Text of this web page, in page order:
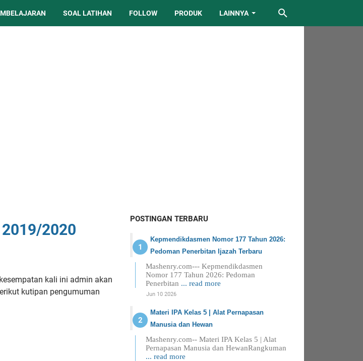
SOAL LATIHAN FOLLOW PRODUK LAINNYA
2020
kali ini admin akan
kutipan pengumuman
POSTINGAN TERBARU
Kepmendikdasmen Nomor 177 Tahun 2026:
Pedoman Penerbitan Ijazah Terbaru
Mashenry.com--- Kepmendikdasmen
Nomor 177 Tahun 2026: Pedoman
Penerbitan ... read more
Jun 10 2026
Materi IPA Kelas 5 | Alat Pernapasan
Manusia dan Hewan
Mashenry.com-- Materi IPA Kelas 5 | Alat
Pernapasan Manusia dan HewanRangkuman
... read more